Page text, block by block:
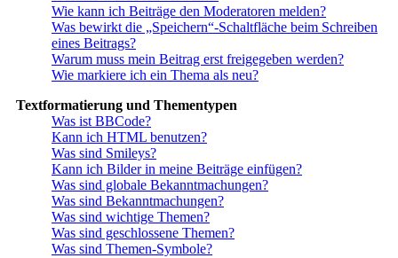
Wie kann ich Beiträge den Moderatoren melden?
Was bewirkt die „Speichern“-Schaltfläche beim Schreiben
eines Beitrags?
Warum muss mein Beitrag erst freigegeben werden?
Wie markiere ich ein Thema als neu?
Textformatierung und Thementypen
Was ist BBCode?
Kann ich HTML benutzen?
Was sind Smileys?
Kann ich Bilder in meine Beiträge einfügen?
Was sind globale Bekanntmachungen?
Was sind Bekanntmachungen?
Was sind wichtige Themen?
Was sind geschlossene Themen?
Was sind Themen-Symbole?